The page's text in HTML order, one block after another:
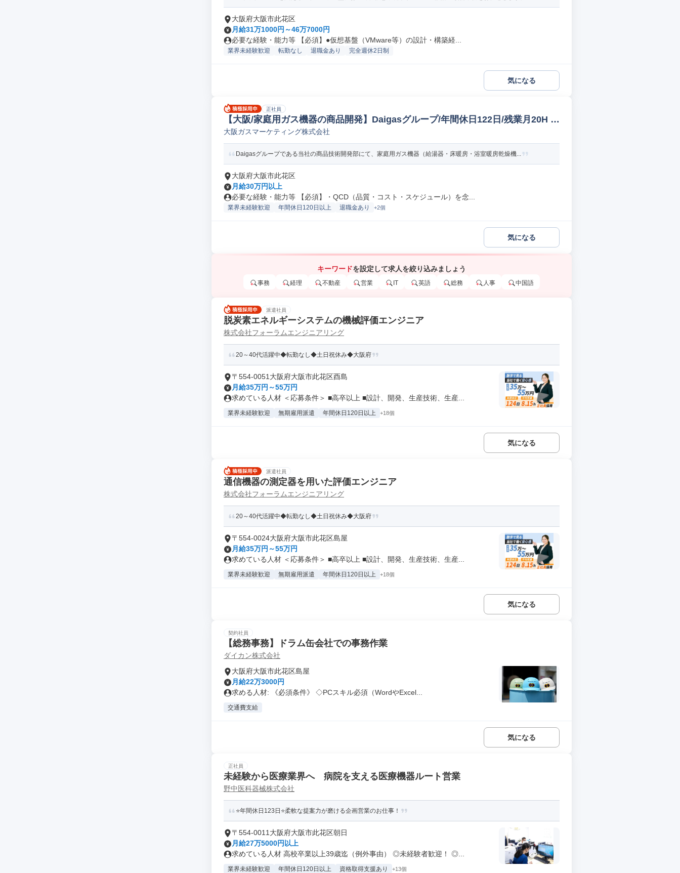
大阪府大阪市此花区
月給31万1000円～46万7000円
必要な経験・能力等 【必須】●仮想基盤（VMware等）の設計・構築経...
業界未経験歓迎 転勤なし 退職金あり 完全週休2日制
気になる
正社員
【大阪/家庭用ガス機器の商品開発】Daigasグループ/年間休日122日/残業月20H 機
械研究開発
大阪ガスマーケティング株式会社
Daigasグループである当社の商品技術開発部にて、家庭用ガス機器（給湯器・床暖房・浴室暖房乾燥機...
大阪府大阪市此花区
月給30万円以上
必要な経験・能力等 【必須】・QCD（品質・コスト・スケジュール）を念...
業界未経験歓迎 年間休日120日以上 退職金あり +2個
気になる
キーワードを設定して求人を絞り込みましょう
事務 経理 不動産 営業 IT 英語 総務 人事 中国語
派遣社員
脱炭素エネルギーシステムの機械評価エンジニア
株式会社フォーラムエンジニアリング
20～40代活躍中◆転勤なし◆土日祝休み◆大阪府
〒554-0051大阪府大阪市此花区酉島
月給35万円～55万円
求めている人材 ＜応募条件＞ ■高卒以上 ■設計、開発、生産技術、生産...
業界未経験歓迎 無期雇用派遣 年間休日120日以上 +18個
気になる
派遣社員
通信機器の測定器を用いた評価エンジニア
株式会社フォーラムエンジニアリング
20～40代活躍中◆転勤なし◆土日祝休み◆大阪府
〒554-0024大阪府大阪市此花区島屋
月給35万円～55万円
求めている人材 ＜応募条件＞ ■高卒以上 ■設計、開発、生産技術、生産...
業界未経験歓迎 無期雇用派遣 年間休日120日以上 +18個
気になる
契約社員
【総務事務】ドラム缶会社での事務作業
ダイカン株式会社
大阪府大阪市此花区島屋
月給22万3000円
求める人材: 《必須条件》 ◇PCスキル必須（WordやExcel...
交通費支給
気になる
正社員
未経験から医療業界へ 病院を支える医療機器ルート営業
野中医科器械株式会社
⭐年間休日123日⭐柔軟な提案力が磨ける企画営業のお仕事！
〒554-0011大阪府大阪市此花区朝日
月給27万5000円以上
求めている人材 高校卒業以上39歳迄（例外事由） ◎未経験者歓迎！ ◎...
業界未経験歓迎 年間休日120日以上 資格取得支援あり +13個